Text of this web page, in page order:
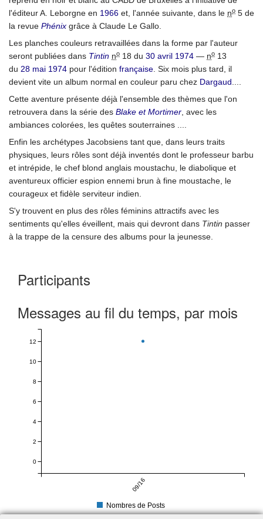
l'éditeur A. Leborgne en 1966 et, l'année suivante, dans le no 5 de
la revue Phénix grâce à Claude Le Gallo.
Les planches couleurs retravaillées dans la forme par l'auteur
seront publiées dans Tintin no 18 du 30 avril 1974 — no 13
du 28 mai 1974 pour l'édition française . Six mois plus tard, il
devient vite un album normal en couleur paru chez Dargaud
Cette aventure présente déjà l'ensemble des thèmes que l'on
retrouvera dans la série des Blake et Mortimer , avec les
ambiances colorées, les quêtes souterraines ....
Enfin les archétypes Jacobsiens tant que, dans leurs traits
physiques, leurs rôles sont déjà inventés dont le professeur barbu
et intrépide, le chef blond anglais moustachu, le diabolique et
aventureux officier espion ennemi brun à fine moustache, le
courageux et fidèle serviteur indien.
S'y trouvent en plus des rôles féminins attractifs avec les
sentiments qu'elles éveillent, mais qui devront dans Tintin passer
à la trappe de la censure des albums pour la jeunesse.
Participants
Messages au fil du temps, par mois
09/16
0
2
4
6
8
10
12
Nombres de Posts